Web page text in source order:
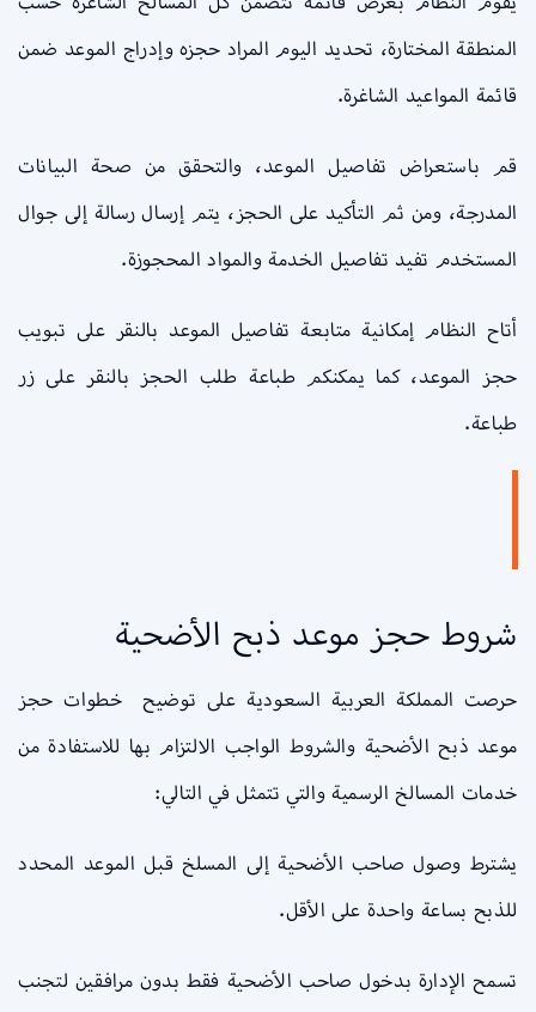
المنطقة المختارة، تحديد اليوم المراد حجزه وإدراج الموعد ضمن
قائمة المواعيد الشاغرة.
قم باستعراض تفاصيل الموعد، والتحقق من صحة البيانات
المدرجة، ومن ثم التأكيد على الحجز، يتم إرسال رسالة إلى جوال
المستخدم تفيد تفاصيل الخدمة والمواد المحجوزة.
أتاح النظام إمكانية متابعة تفاصيل الموعد بالنقر على تبويب
حجز الموعد، كما يمكنكم طباعة طلب الحجز بالنقر على زر
طباعة.
شروط حجز موعد ذبح الأضحية
حرصت المملكة العربية السعودية على توضيح خطوات حجز
موعد ذبح الأضحية والشروط الواجب الالتزام بها للاستفادة من
خدمات المسالخ الرسمية والتي تتمثل في التالي:
يشترط وصول صاحب الأضحية إلى المسلخ قبل الموعد المحدد
للذبح بساعة واحدة على الأقل.
تسمح الإدارة بدخول صاحب الأضحية فقط بدون مرافقين لتجنب